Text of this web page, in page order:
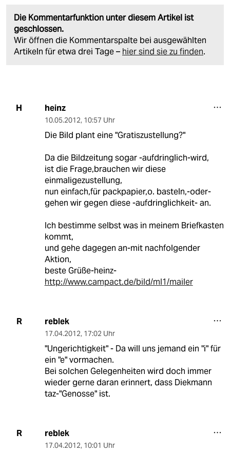
Die Kommentarfunktion unter diesem Artikel ist
geschlossen.
Wir öffnen die Kommentarspalte bei ausgewählten
Artikeln für etwa drei Tage – hier sind sie zu finden.
H heinz
10.05.2012, 10:57 Uhr
Die Bild plant eine "Gratiszustellung?"
Da die Bildzeitung sogar -aufdringlich-wird,
ist die Frage,brauchen wir diese
einmaligezustellung,
nun einfach,für packpapier,o. basteln,-oder-
gehen wir gegen diese -aufdringlichkeit- an.
Ich bestimme selbst was in meinem Briefkasten
kommt,
und gehe dagegen an-mit nachfolgender
Aktion,
beste Grüße-heinz-
http://www.campact.de/bild/ml1/mailer
R reblek
17.04.2012, 17:02 Uhr
"Ungerichtigkeit" - Da will uns jemand ein "i" für
ein "e" vormachen.
Bei solchen Gelegenheiten wird doch immer
wieder gerne daran erinnert, dass Diekmann
taz-"Genosse" ist.
R reblek
17.04.2012, 10:01 Uhr